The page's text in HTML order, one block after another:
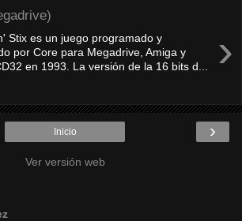
›
Stix es un juego programado y
por Core para Megadrive, Amiga y
en 1993. La versión de la 16 bits d...
›
Inicio
Ver versión web